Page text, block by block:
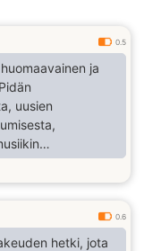
0.5
ja
uusien
kunnioittavaa
voin rakentaa
0.6
hetki, jota